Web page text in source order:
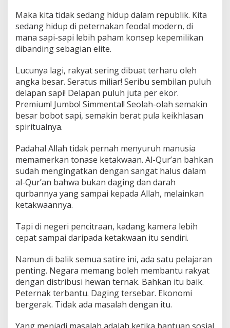
Maka kita tidak sedang hidup dalam republik. Kita
sedang hidup di peternakan feodal modern, di
mana sapi-sapi lebih paham konsep kepemilikan
dibanding sebagian elite.
Lucunya lagi, rakyat sering dibuat terharu oleh
angka besar. Seratus miliar! Seribu sembilan puluh
delapan sapi! Delapan puluh juta per ekor.
Premium! Jumbo! Simmental! Seolah-olah semakin
besar bobot sapi, semakin berat pula keikhlasan
spiritualnya.
Padahal Allah tidak pernah menyuruh manusia
memamerkan tonase ketakwaan. Al-Qur’an bahkan
sudah mengingatkan dengan sangat halus dalam
al-Qur’an bahwa bukan daging dan darah
qurbannya yang sampai kepada Allah, melainkan
ketakwaannya.
Tapi di negeri pencitraan, kadang kamera lebih
cepat sampai daripada ketakwaan itu sendiri.
Namun di balik semua satire ini, ada satu pelajaran
penting. Negara memang boleh membantu rakyat
dengan distribusi hewan ternak. Bahkan itu baik.
Peternak terbantu. Daging tersebar. Ekonomi
bergerak. Tidak ada masalah dengan itu.